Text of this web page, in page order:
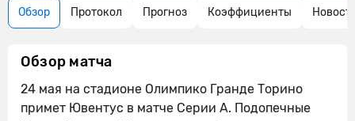
Обзор Протокол Прогноз Коэффициенты
Обзор матча
24 мая на стадионе Олимпико Гранде Торино
примет Ювентус в матче Серии А. Подопечные